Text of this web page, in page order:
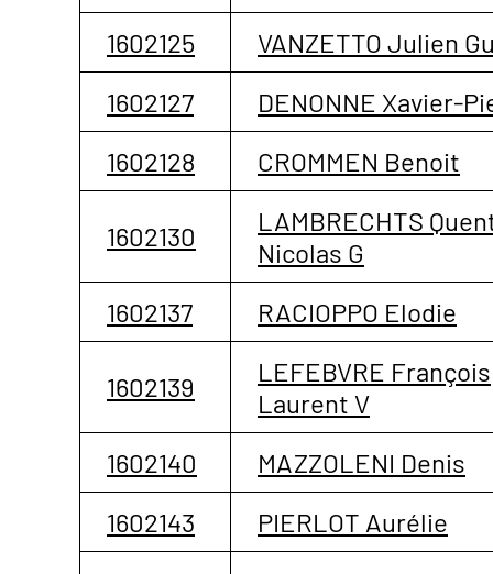
1602125
VANZETTO Julien
1602127
DENONNE Xavier-
1602128
CROMMEN Benoit
1602130
LAMBRECHTS
Nicolas G
1602137
RACIOPPO Elodie
1602139
LEFEBVRE François
Laurent V
1602140
MAZZOLENI Denis
1602143
PIERLOT Aurélie